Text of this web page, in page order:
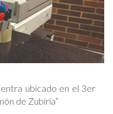
ubicado en el 3er
de Zubiría”